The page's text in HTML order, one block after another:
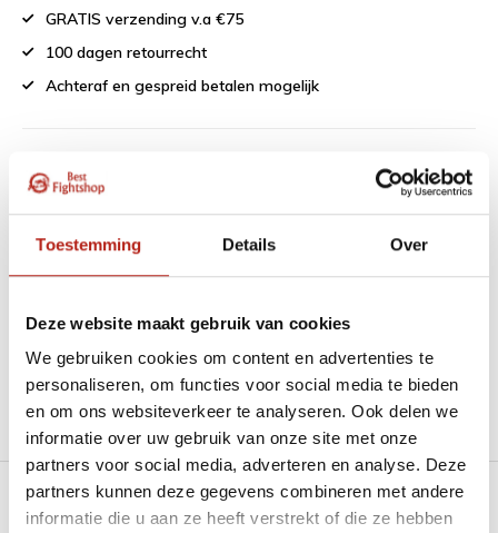
Toestemming Details Over
Deze website maakt gebruik van cookies
We gebruiken cookies om content en advertenties te
personaliseren, om functies voor social media te bieden
en om ons websiteverkeer te analyseren. Ook delen we
informatie over uw gebruik van onze site met onze
partners voor social media, adverteren en analyse. Deze
partners kunnen deze gegevens combineren met andere
informatie die u aan ze heeft verstrekt of die ze hebben
GRATIS verzending v.a €75
100 dagen retourrecht
Achteraf en gespreid betalen mogelijk
9
1151 beoordelingen
“Goede service , zeer correcte afhandeling en kwaliteit
Beschikbaar in de volgende varianten:
Productomschrijving
Heb je een vraag over dit product?